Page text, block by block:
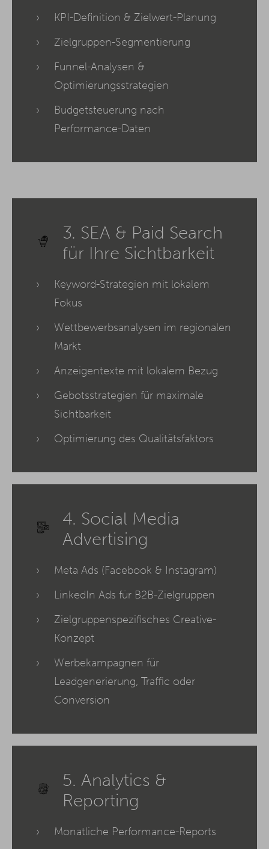
KPI-Definition & Zielwert-Planung
Zielgruppen-Segmentierung
Funnel-Analysen &
Optimierungsstrategien
Budgetsteuerung nach
Performance-Daten
3. SEA & Paid Search
für Ihre Sichtbarkeit
Keyword-Strategien mit lokalem
Fokus
Wettbewerbsanalysen im regionalen
Markt
Anzeigentexte mit lokalem Bezug
Gebotsstrategien für maximale
Sichtbarkeit
Optimierung des Qualitätsfaktors
4. Social Media
Advertising
Meta Ads (Facebook & Instagram)
LinkedIn Ads für B2B-Zielgruppen
Zielgruppenspezifisches Creative-
Konzept
Werbekampagnen für
Leadgenerierung, Traffic oder
Conversion
5. Analytics &
Reporting
Monatliche Performance-Reports